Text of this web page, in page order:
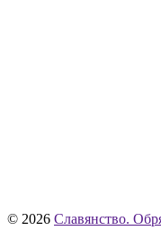
© 2026 Славянство.